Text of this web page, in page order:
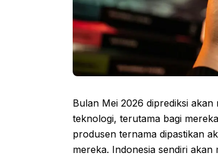
Bulan Mei 2026 diprediksi
teknologi, terutama bagi
produsen ternama dipastikan
mereka. Indonesia sendiri